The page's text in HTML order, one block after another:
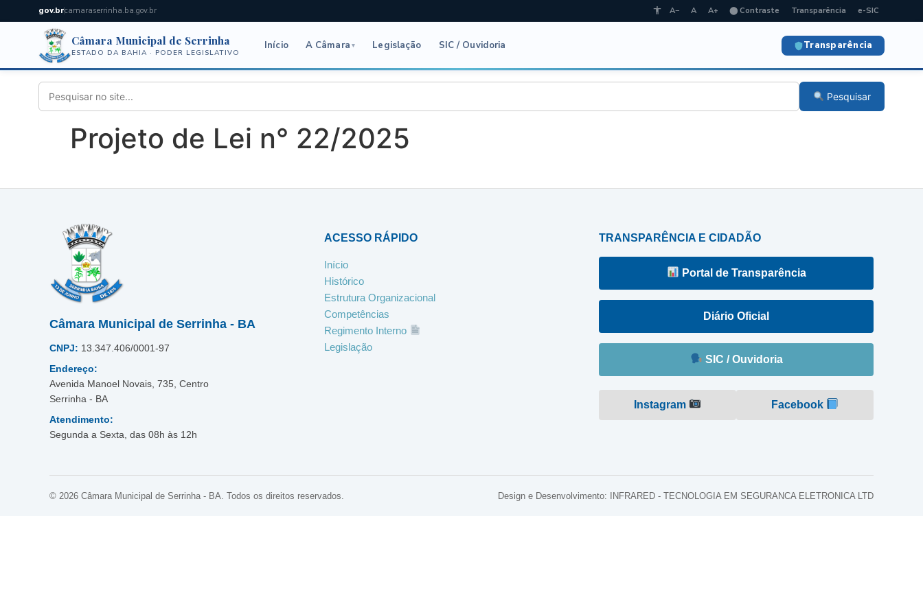
gov.brcamaraserrinha.ba.gov.br A− A A+ ⬤ Contraste Transparência e-SIC
Câmara Municipal de Serrinha
ESTADO DA BAHIA · PODER LEGISLATIVO
Início A Câmara ▾ Legislação SIC / Ouvidoria Transparência
Pesquisar
Projeto de Lei n° 22/2025
Câmara Municipal de Serrinha - BA
CNPJ: 13.347.406/0001-97
Endereço:
Avenida Manoel Novais, 735, Centro
Serrinha - BA
Atendimento:
Segunda a Sexta, das 08h às 12h
ACESSO RÁPIDO
Início
Histórico
Estrutura Organizacional
Competências
Regimento Interno
Legislação
TRANSPARÊNCIA E CIDADÃO
Portal de Transparência
Diário Oficial
SIC / Ouvidoria
Instagram Facebook
© 2026 Câmara Municipal de Serrinha - BA. Todos os direitos reservados. Design e Desenvolvimento: INFRARED - TECNOLOGIA EM SEGURANCA ELETRONICA LTD